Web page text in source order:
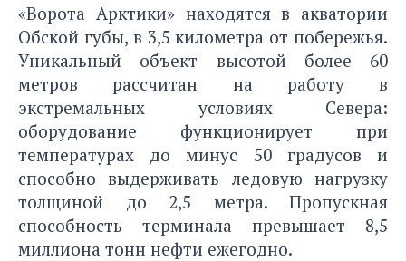
«Ворота Арктики» находятся в акватории
Обской губы, в 3,5 километра от побережья.
Уникальный объект высотой более 60
метров рассчитан на работу в
экстремальных условиях Севера:
оборудование функционирует при
температурах до минус 50 градусов и
способно выдерживать ледовую нагрузку
толщиной до 2,5 метра. Пропускная
способность терминала превышает 8,5
миллиона тонн нефти ежегодно.